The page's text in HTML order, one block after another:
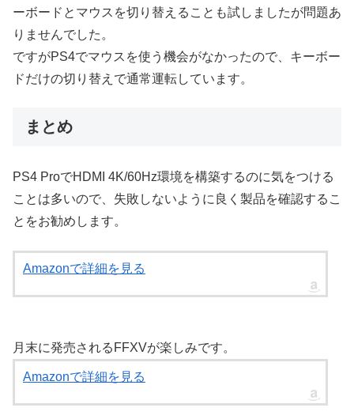
ーボードとマウスを切り替えることも試しましたが問題あ
りませんでした。
ですがPS4でマウスを使う機会がなかったので、キーボー
ドだけの切り替えで通常運転しています。
まとめ
PS4 ProでHDMI 4K/60Hz環境を構築するのに気をつける
ことは多いので、失敗しないように良く製品を確認するこ
とをお勧めします。
Amazonで詳細を見る
月末に発売されるFFXVが楽しみです。
Amazonで詳細を見る